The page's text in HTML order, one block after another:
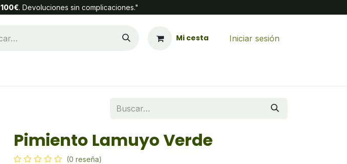
100€. Devoluciones sin complicaciones."
Mi cesta Iniciar sesión
Pimiento Lamuyo Verde
(0 reseña)